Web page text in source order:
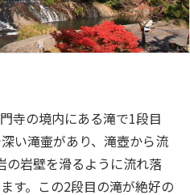
寺の境内にある滝で1段目
い滝壷があり、滝壺から流
の岩壁を滑るように流れ落
す。この2段目の滝が絶好の